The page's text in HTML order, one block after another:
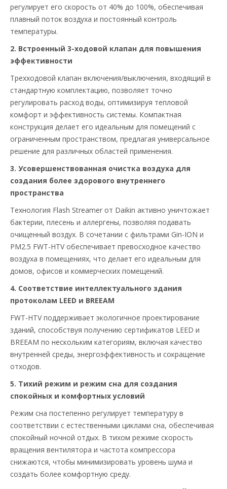
регулирует его скорость от 40% до 100%, обеспечивая
плавный поток воздуха и постоянный контроль
температуры.
2. Встроенный 3-ходовой клапан для повышения
эффективности
Трехходовой клапан включения/выключения, входящий в
стандартную комплектацию, позволяет точно
регулировать расход воды, оптимизируя тепловой
комфорт и эффективность системы. Компактная
конструкция делает его идеальным для помещений с
ограниченным пространством, предлагая универсальное
решение для различных областей применения.
3. Усовершенствованная очистка воздуха для
создания более здорового внутреннего
пространства
Технология Flash Streamer от Daikin активно уничтожает
бактерии, плесень и аллергены, позволяя подавать
очищенный воздух. В сочетании с фильтрами Gin-ION и
PM2.5 FWT-HTV обеспечивает превосходное качество
воздуха в помещениях, что делает его идеальным для
домов, офисов и коммерческих помещений.
4. Соответствие интеллектуального здания
протоколам LEED и BREEAM
FWT-HTV поддерживает экологичное проектирование
зданий, способствуя получению сертификатов LEED и
BREEAM по нескольким категориям, включая качество
внутренней среды, энергоэффективность и сокращение
отходов.
5. Тихий режим и режим сна для создания
спокойных и комфортных условий
Режим сна постепенно регулирует температуру в
соответствии с естественными циклами сна, обеспечивая
спокойный ночной отдых. В тихом режиме скорость
вращения вентилятора и частота компрессора
снижаются, чтобы минимизировать уровень шума и
создать более комфортную среду.